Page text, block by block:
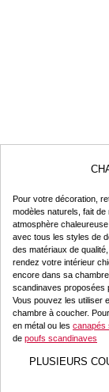
Pour votre décoration,
modèles naturels, fait
atmosphère
avec tous les styles de
des matériaux de
rendez votre intérieur
encore dans sa
scandinaves proposées
Vous pouvez les utiliser
chambre à coucher.
en métal ou les canapés
de poufs scandinaves
PLUSIEURS